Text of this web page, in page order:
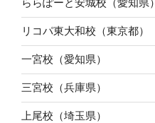
ららぽーと安城校（愛知県）
リコパ東大和校（東京都）
一宮校（愛知県）
三宮校（兵庫県）
上尾校（埼玉県）